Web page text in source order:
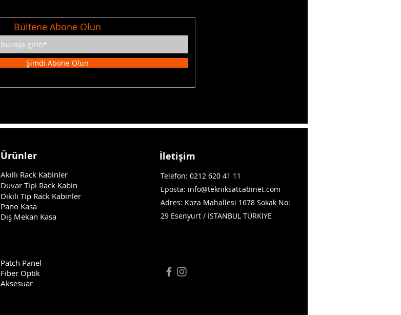
Bültene Abone Olun
Şimdi Abone Olun
Ürünler
Akıllı Rack Kabinler
Duvar Tipi Rack Kabin
Dikili Tip Rack Kabinler
Pano Kasa
Dış Mekan Kasa
Patch Panel
Fiber Optik
İletişim
Telefon: 0212 620 41 11
Eposta: info@tekniksatcabinet.com
Adres: Koza Mahallesi 1678 Sokak No:
29 Esenyurt / İSTANBUL TÜRKİYE
Aksesuar